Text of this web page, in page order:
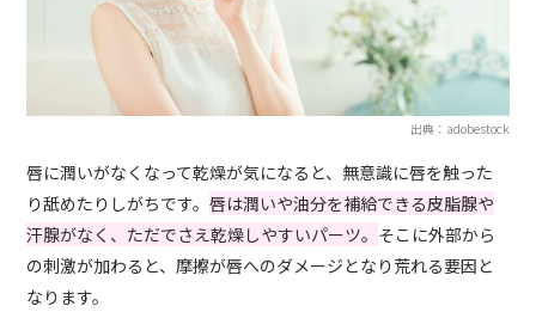
出典：adobestock
唇に潤いがなくなって乾燥が気になると、無意識に唇を触った
り舐めたりしがちです。唇は潤いや油分を補給できる皮脂腺や
汗腺がなく、ただでさえ乾燥しやすいパーツ。 そこに外部から
の刺激が加わると、摩擦が唇へのダメージとなり荒れる要因と
なります。